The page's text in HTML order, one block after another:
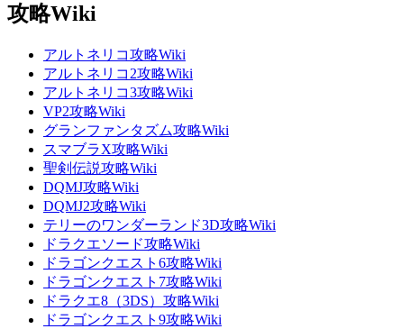
攻略Wiki
アルトネリコ攻略Wiki
アルトネリコ2攻略Wiki
アルトネリコ3攻略Wiki
VP2攻略Wiki
グランファンタズム攻略Wiki
スマブラX攻略Wiki
聖剣伝説攻略Wiki
DQMJ攻略Wiki
DQMJ2攻略Wiki
テリーのワンダーランド3D攻略Wiki
ドラクエソード攻略Wiki
ドラゴンクエスト6攻略Wiki
ドラゴンクエスト7攻略Wiki
ドラクエ8（3DS）攻略Wiki
ドラゴンクエスト9攻略Wiki